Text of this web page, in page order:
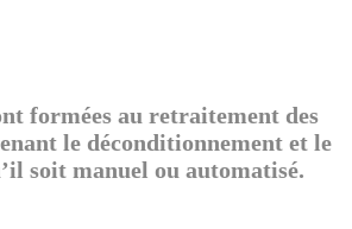
formées au retraitement des
le déconditionnement et le
soit manuel ou automatisé.